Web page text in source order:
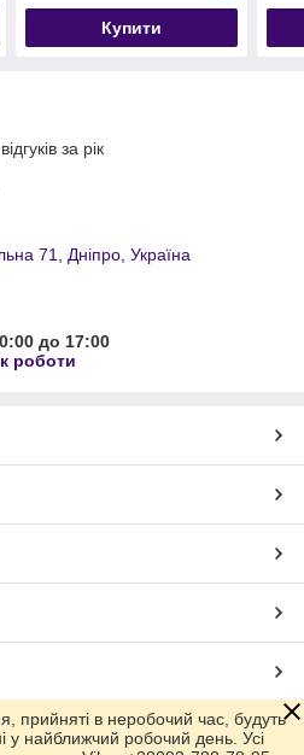
Купити
за рік
71, Дніпро, Україна
до 17:00
роботи
Prom.ua
прийняті в неробочий час, будуть
у найближчий робочий день. Усі